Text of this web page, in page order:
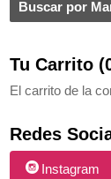
Tu Carrito
El carrito de la
Redes
Instagram